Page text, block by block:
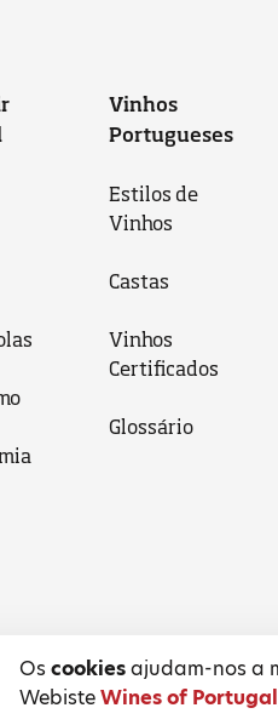
Os cookiesajudam-nos a
WebisteWines of Portugal
Vinhos
Portugueses
Estilos de
Vinhos
Castas
Vinhos
Certificados
Glossário
Wines of Portugal